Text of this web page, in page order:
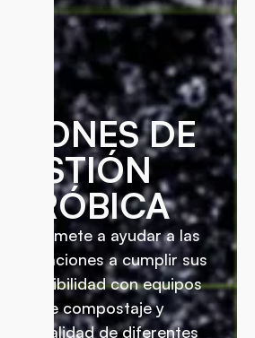
DE
a ayudar a las
a cumplir sus
sostenibilidad con equipos
de compostaje y
de calidad de diferentes